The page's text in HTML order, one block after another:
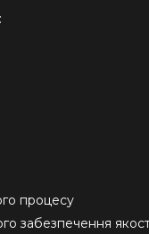
процесу
забезпечення